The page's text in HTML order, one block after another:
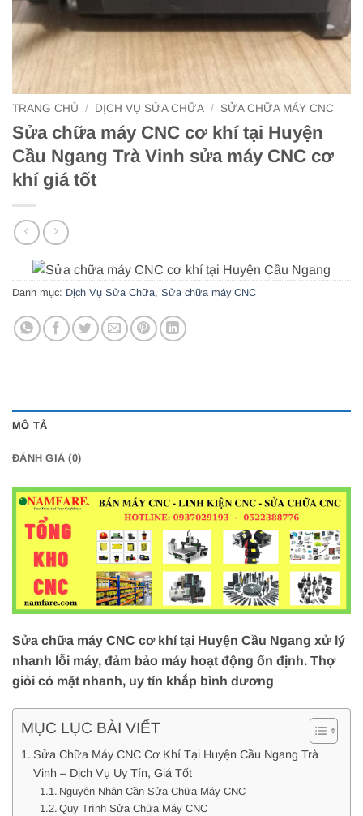
TRANG CHỦ / DỊCH VỤ SỬA CHỮA / SỬA CHỮA MÁY CNC
Sửa chữa máy CNC cơ khí tại Huyện
Cầu Ngang Trà Vinh sửa máy CNC cơ
khí giá tốt
Danh mục: Dịch Vụ Sửa Chữa, Sửa chữa máy CNC
MÔ TẢ
ĐÁNH GIÁ (0)
Sửa chữa máy CNC cơ khí tại Huyện Cầu Ngang xử lý
nhanh lỗi máy, đảm bảo máy hoạt động ổn định. Thợ
giỏi có mặt nhanh, uy tín khắp bình dương
MỤC LỤC BÀI VIẾT
Sửa Chữa Máy CNC Cơ Khí Tại Huyện Cầu Ngang Trà
Vinh – Dịch Vụ Uy Tín, Giá Tốt
Nguyên Nhân Cần Sửa Chữa Máy CNC
Quy Trình Sửa Chữa Máy CNC